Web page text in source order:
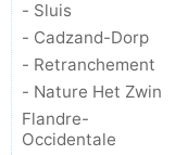
- Sluis
- Cadzand-Dorp
- Retranchement
- Nature Het Zwin
Flandre-
Occidentale